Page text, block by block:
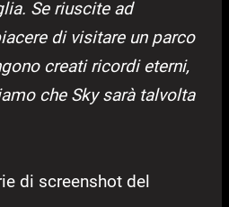
Se riuscite ad
di visitare un parco
creati ricordi eterni,
che Sky sarà talvolta
di screenshot del